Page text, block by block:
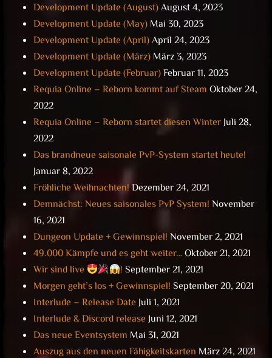
Development Update (August)August 4, 2023
Development Update (May) Mai 30, 2023
Development Update (April)April 24, 2023
Development Update (März) März 3, 2023
Development Update (Februar)Februar 11, 2023
Requia Online – Reborn kommt auf Steam Oktober 24,
2022
Requia Online – Reborn startet diesen WinterJuli 28,
2022
Das brandneue saisonale PvP-System startet heute!
Januar 8, 2022
Fröhliche Weihnachten!Dezember 24, 2021
Demnächst: Neues saisonales PvP System! November
16, 2021
Dungeon Update + Gewinnspiel! November 2, 2021
49.000 Kämpfe und es geht weiter…Oktober 21, 2021
Wir sind live
! September 21, 2021
Morgen geht’s los + Gewinnspiel! September 20, 2021
Interlude – Release Date Juli 1, 2021
Interlude & Discord release Juni 12, 2021
Das neue Eventsystem Mai 31, 2021
Auszug aus den neuen Fähigkeitskarten März 24, 2021